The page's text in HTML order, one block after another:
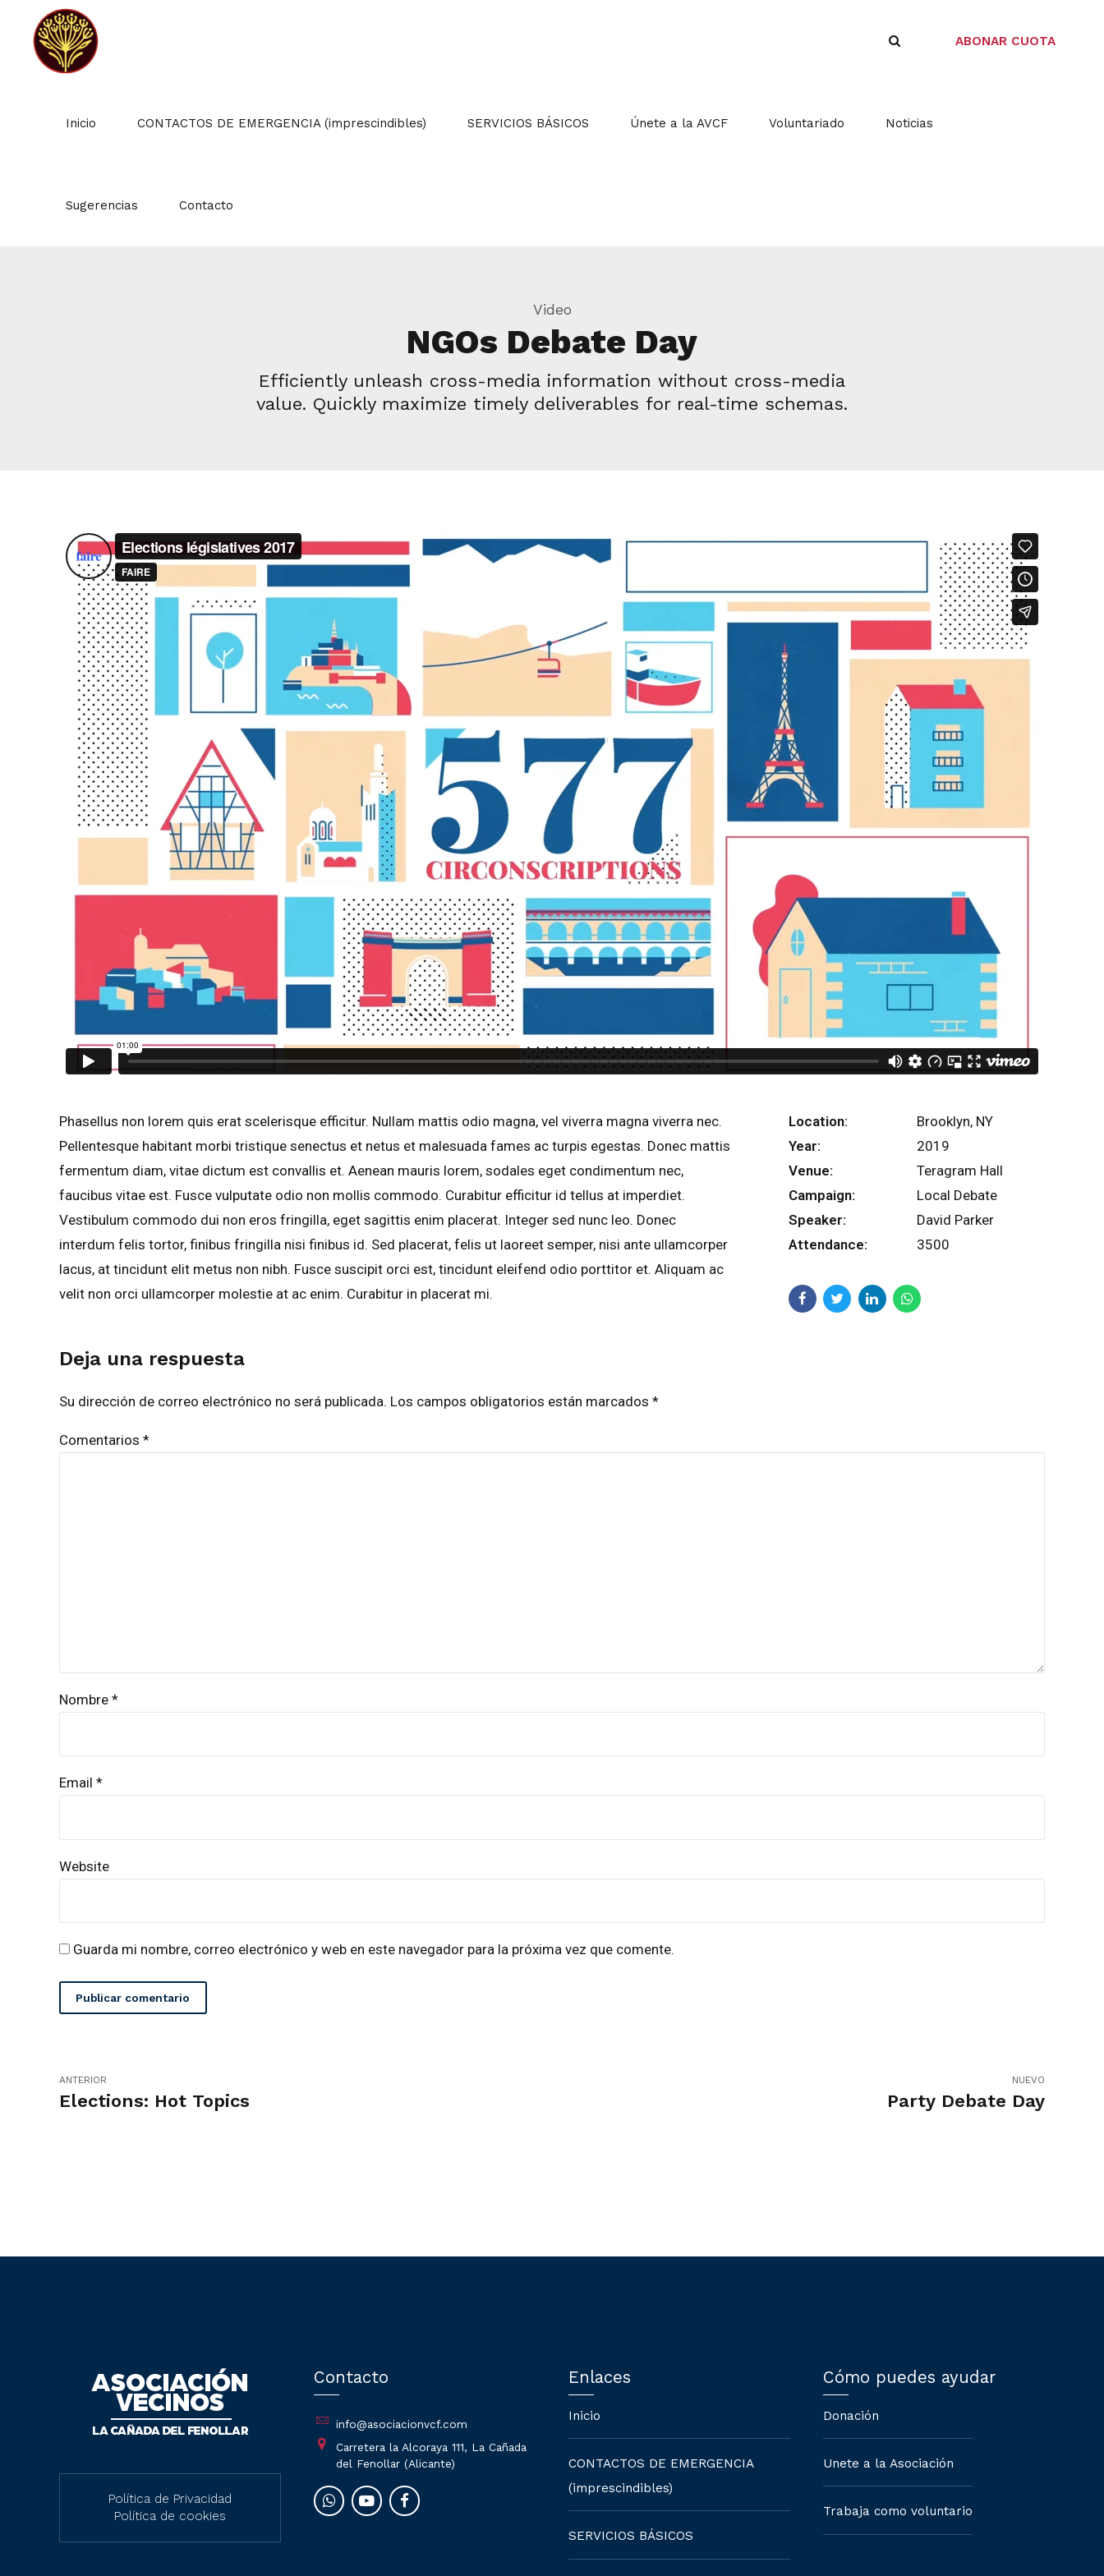
ABONAR CUOTA
Inicio CONTACTOS DE EMERGENCIA (imprescindibles) SERVICIOS BÁSICOS Únete a la AVCF Voluntariado Noticias
Sugerencias Contacto
Video
NGOs Debate Day
Efficiently unleash cross-media information without cross-media
value. Quickly maximize timely deliverables for real-time schemas.
Phasellus non lorem quis erat scelerisque efficitur. Nullam mattis odio magna, vel viverra magna viverra nec.
Pellentesque habitant morbi tristique senectus et netus et malesuada fames ac turpis egestas. Donec mattis
fermentum diam, vitae dictum est convallis et. Aenean mauris lorem, sodales eget condimentum nec,
faucibus vitae est. Fusce vulputate odio non mollis commodo. Curabitur efficitur id tellus at imperdiet.
Vestibulum commodo dui non eros fringilla, eget sagittis enim placerat. Integer sed nunc leo. Donec
interdum felis tortor, finibus fringilla nisi finibus id. Sed placerat, felis ut laoreet semper, nisi ante ullamcorper
lacus, at tincidunt elit metus non nibh. Fusce suscipit orci est, tincidunt eleifend odio porttitor et. Aliquam ac
velit non orci ullamcorper molestie at ac enim. Curabitur in placerat mi.
Location:
Brooklyn, NY
Year:
2019
Venue:
Teragram Hall
Campaign:
Local Debate
Speaker:
David Parker
Attendance:
3500
Deja una respuesta
Su dirección de correo electrónico no será publicada. Los campos obligatorios están marcados *
Comentarios *
Nombre *
Email *
Website
Guarda mi nombre, correo electrónico y web en este navegador para la próxima vez que comente.
Publicar comentario
ANTERIOR
Elections: Hot Topics
NUEVO
Party Debate Day
Política de Privacidad
Política de cookies
Contacto
info@asociacionvcf.com
Carretera la Alcoraya 111, La Cañada
del Fenollar (Alicante)
Enlaces
Inicio
CONTACTOS DE EMERGENCIA
(imprescindibles)
SERVICIOS BÁSICOS
Cómo puedes ayudar
Donación
Unete a la Asociación
Trabaja como voluntario